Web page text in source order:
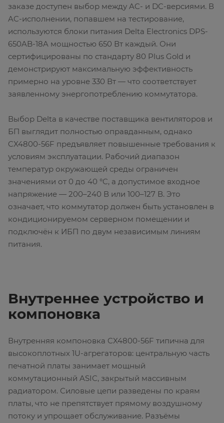
заказе доступен выбор между AC- и DC-версиями. В
AC-исполнении, попавшем на тестирование,
используются блоки питания Delta Electronics DPS-
650AB-18A мощностью 650 Вт каждый. Они
сертифицированы по стандарту 80 Plus Gold и
демонстрируют максимальную эффективность
примерно на уровне 330 Вт — что соответствует
заявленному энергопотреблению коммутатора.
Выбор Delta в качестве поставщика вентиляторов и
БП выглядит полностью оправданным, однако
CX4800-56F предъявляет повышенные требования к
условиям эксплуатации. Рабочий диапазон
температур окружающей среды ограничен
значениями от 0 до 40 °C, а допустимое входное
напряжение — 200–240 В или 100–127 В. Это
означает, что коммутатор должен быть установлен в
кондиционируемом серверном помещении и
подключён к ИБП по двум независимым линиям
питания.
Внутреннее устройство и
компоновка
Внутренняя компоновка CX4800-56F типична для
высокоплотных 1U-агрегаторов: центральную часть
печатной платы занимает мощный
коммутационный ASIC, закрытый массивным
радиатором. Силовые цепи разведены по краям
платы, что не препятствует прямому воздушному
потоку и упрощает обслуживание. Разъёмы